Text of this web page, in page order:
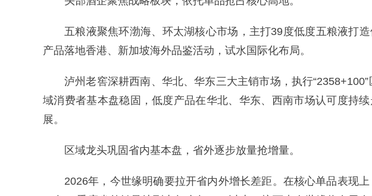
五粮液聚焦环渤海、环太湖核心市场，主打39度低度五粮液打
产品落地香港、新加坡海外品鉴活动，试水国际化布局。
泸州老窖深耕西南、华北、华东三大主销市场，执行
域消费者基本盘稳固，低度产品在华北、华东、西南市场认可度持
展。
区域龙头巩固省内基本盘，省外逐步放量抢增量。
2026年，今世缘明确要拉开省内外增长差距。在核心单品表现